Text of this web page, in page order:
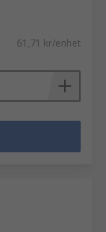
61,71 kr/enhet